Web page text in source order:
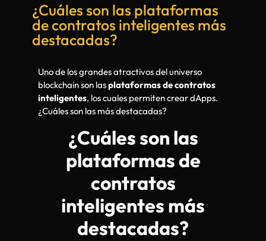
¿Cuáles son las plataformas
de contratos inteligentes más
destacadas?
Uno de los grandes atractivos del universo
blockchain son lasplataformas de contratos
inteligentes, los cuales permiten crear dApps.
¿Cuáles son las más destacadas?
¿Cuáles son las
plataformas de
contratos
inteligentes más
destacadas?